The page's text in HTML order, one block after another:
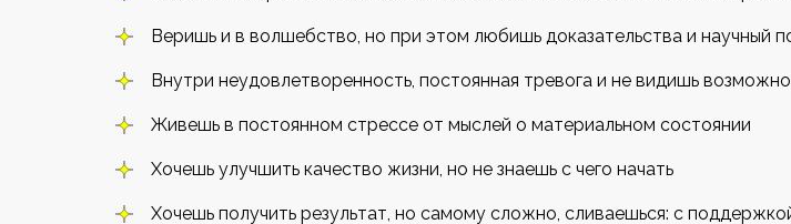
Веришь и в волшебство, но при этом любишь доказательства и научный
Внутри неудовлетворенность, постоянная тревога и не видишь
Живешь в постоянном стрессе от мыслей о материальном состоянии
Хочешь улучшить качество жизни, но не знаешь с чего начать
Хочешь получить результат, но самому сложно, сливаешься: с